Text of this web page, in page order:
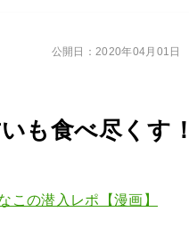
も食べ尽くす
この潜入レポ【漫画】
公開日：2020年04月01日